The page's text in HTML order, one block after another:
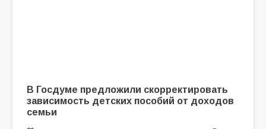
В Госдуме предложили скорректировать
зависимость детских пособий от доходов
семьи